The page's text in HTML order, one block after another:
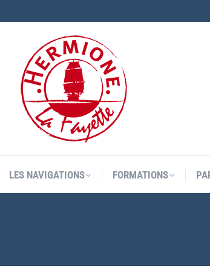
LES NAVIGATIONS FORMATIONS
LES NAVIGATIONS FORMATIONS